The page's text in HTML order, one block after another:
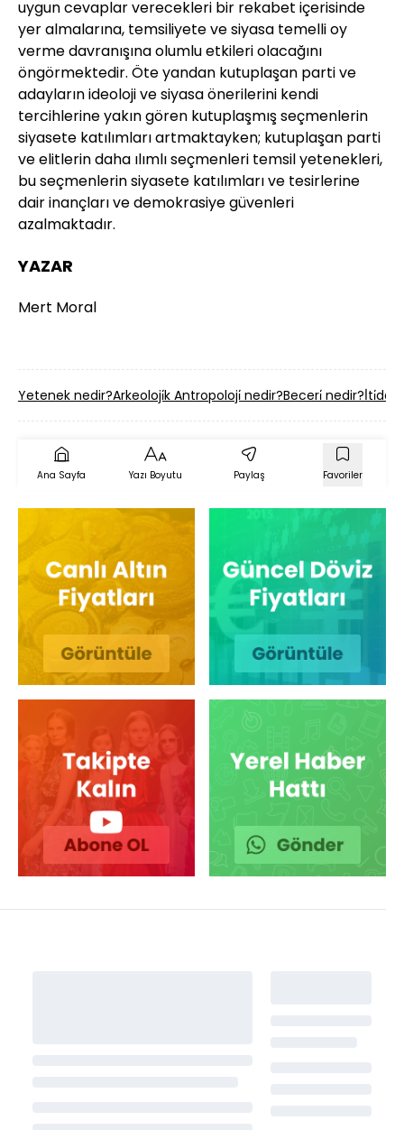
uygun cevaplar verecekleri bir rekabet içerisinde
yer almalarına, temsiliyete ve siyasa temelli oy
verme davranışına olumlu etkileri olacağını
öngörmektedir. Öte yandan kutuplaşan parti ve
adayların ideoloji ve siyasa önerilerini kendi
tercihlerine yakın gören kutuplaşmış seçmenlerin
siyasete katılımları artmaktayken; kutuplaşan parti
ve elitlerin daha ılımlı seçmenleri temsil yetenekleri,
bu seçmenlerin siyasete katılımları ve tesirlerine
dair inançları ve demokrasiye güvenleri
azalmaktadır.
YAZAR
Mert Moral
Yetenek nedir?Arkeoloji̇k Antropoloji̇ nedir?Beceri̇ nedir?İ̇ti̇dal
Ana Sayfa Yazı Boyutu Paylaş Favoriler